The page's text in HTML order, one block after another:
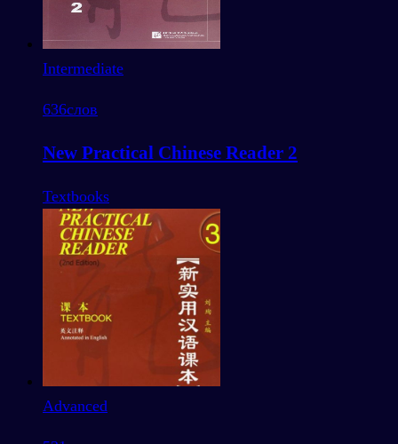
Intermediate
636слов
New Practical Chinese Reader 2
Textbooks
Advanced